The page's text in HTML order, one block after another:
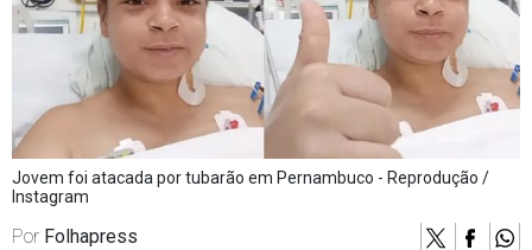
Jovem foi atacada por tubarão em Pernambuco - Reprodução /
Instagram
Por Folhapress